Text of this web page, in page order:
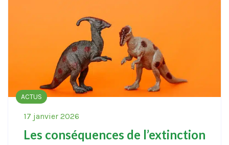
ACTUS
17 janvier 2026
Les conséquences de l’extinction